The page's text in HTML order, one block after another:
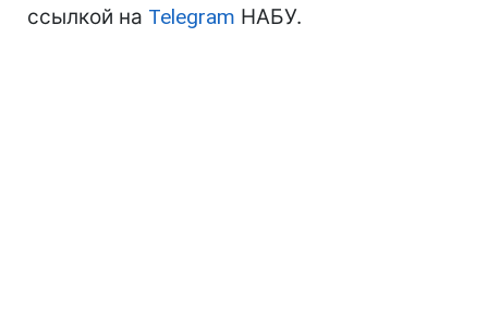
ссылкой на Telegram НАБУ.